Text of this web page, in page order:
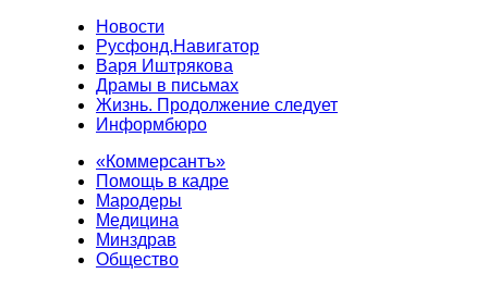
Новости
Русфонд.Навигатор
Варя Иштрякова
Драмы в письмах
Жизнь. Продолжение следует
Информбюро
«Коммерсантъ»
Помощь в кадре
Мародеры
Медицина
Минздрав
Общество